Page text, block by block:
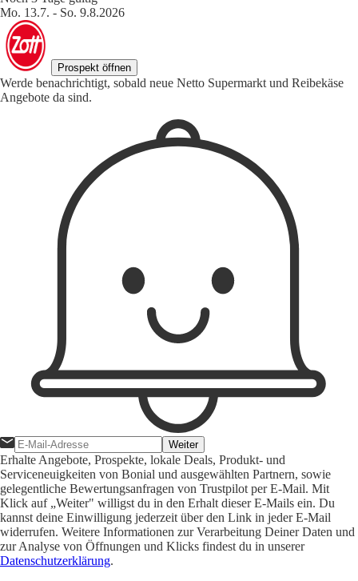
Mo. 13.7. - So. 9.8.2026
Prospekt öffnen
Werde benachrichtigt, sobald neue Netto Supermarkt und Reibekäse
Angebote da sind.
Weiter
Erhalte Angebote, Prospekte, lokale Deals, Produkt- und
Serviceneuigkeiten von Bonial und ausgewählten Partnern, sowie
gelegentliche Bewertungsanfragen von Trustpilot per E-Mail. Mit
Klick auf „Weiter" willigst du in den Erhalt dieser E-Mails ein. Du
kannst deine Einwilligung jederzeit über den Link in jeder E-Mail
widerrufen. Weitere Informationen zur Verarbeitung Deiner Daten und
zur Analyse von Öffnungen und Klicks findest du in unserer
Datenschutzerklärung.